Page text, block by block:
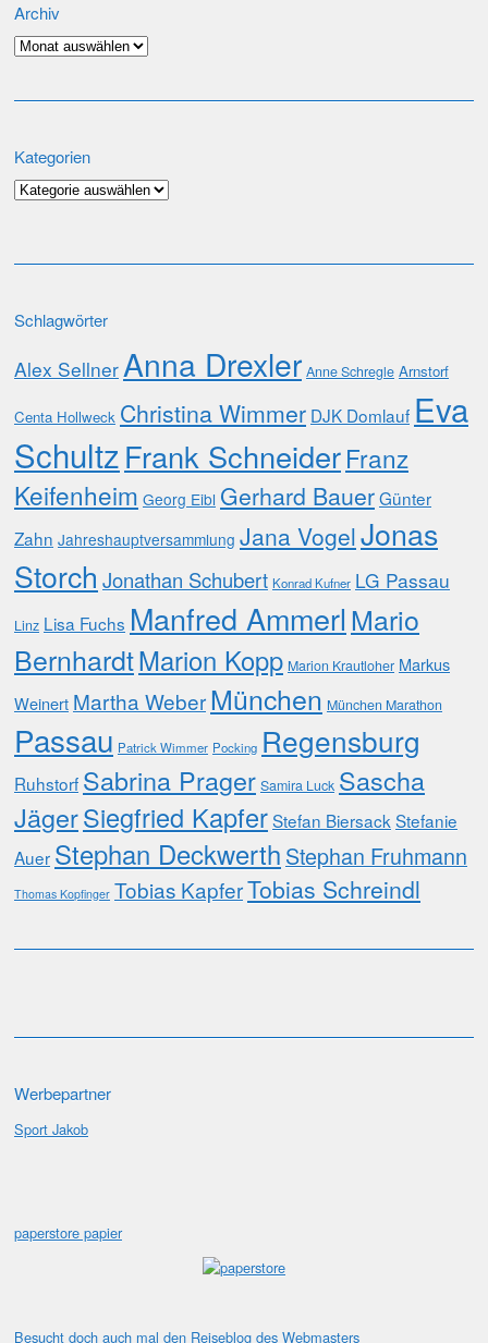
Archiv
Archiv
Kategorien
Kategorien
Schlagwörter
Alex SellnerAnna Drexler Anne Schregle Arnstorf
Centa Hollweck Christina Wimmer DJK Domlauf Eva
SchultzFrank SchneiderFranz
Keifenheim Georg Eibl Gerhard BauerGünter
Zahn Jahreshauptversammlung Jana VogelJonas
Storch Jonathan Schubert Konrad Kufner LG Passau
Linz Lisa Fuchs Manfred AmmerlMario
BernhardtMarion Kopp Marion Krautloher Markus
Weinert Martha WeberMünchen München Marathon
Passau Patrick Wimmer Pocking Regensburg
Ruhstorf Sabrina Prager Samira Luck Sascha
JägerSiegfried KapferStefan Biersack Stefanie
Auer Stephan Deckwerth Stephan Fruhmann
Thomas Kopfinger Tobias KapferTobias Schreindl
Werbepartner
Sport Jakob
paperstore papier
Besucht doch auch mal den Reiseblog des Webmasters